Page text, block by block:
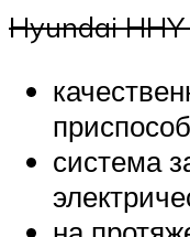
Hyundai
система